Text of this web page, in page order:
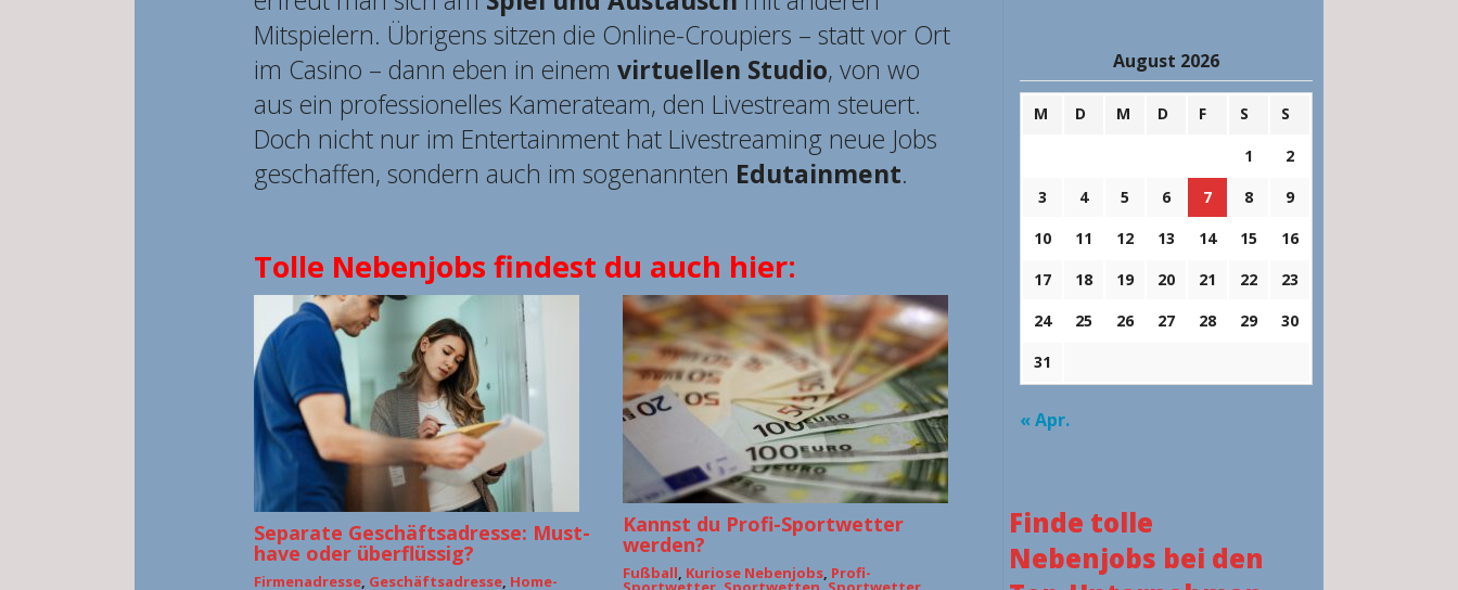
Mitspielern. Übrigens sitzen die Online-Croupiers – statt vor Ort
im Casino – dann eben in einem virtuellen Studio, von wo
aus ein professionelles Kamerateam, den Livestream steuert.
Doch nicht nur im Entertainment hat Livestreaming neue Jobs
geschaffen, sondern auch im sogenannten Edutainment.
Tolle Nebenjobs findest du auch hier:
Separate Geschäftsadresse: Must-
have oder überflüssig?
Firmenadresse, Geschäftsadresse, Home-
Kannst du Profi-Sportwetter
werden?
Fußball, Kuriose Nebenjobs, Profi-
August 2026
M D M D F S S
1
2
3
4 5 6 7 8
9
10
11 12 13 14 15
16
17
18 19 20 21 22
23
24
25 26 27 28 29
30
31
« Apr.
Finde tolle
Nebenjobs bei den